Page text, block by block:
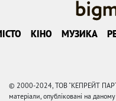
КІНО МУЗИКА
© 2000-2024, ТОВ "КЕПРЕЙТ
матеріали, опубліковані на